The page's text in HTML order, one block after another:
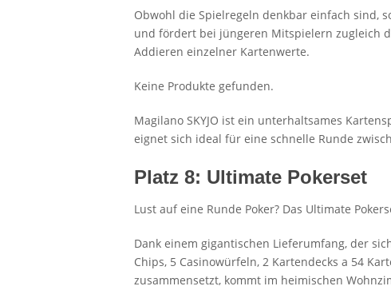
Obwohl die Spielregeln denkbar einfach sind,
und fördert bei jüngeren Mitspielern zugleich
Addieren einzelner Kartenwerte.
Keine Produkte gefunden.
Magilano SKYJO ist ein unterhaltsames
eignet sich ideal für eine schnelle Runde
Platz 8: Ultimate Pokerset
Lust auf eine Runde Poker? Das Ultimate
Dank einem gigantischen Lieferumfang, der
Chips, 5 Casinowürfeln, 2 Kartendecks a 54
zusammensetzt, kommt im heimischen